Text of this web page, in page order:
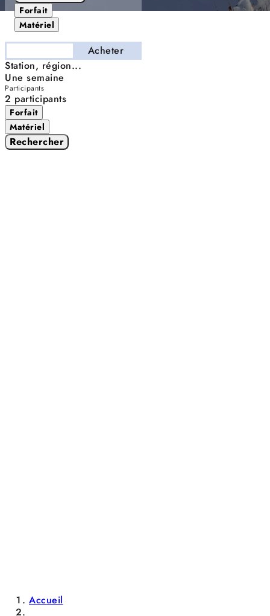
Forfait
Matériel
Acheter
Station, région...
Une semaine
Participants
2 participants
Forfait
Matériel
Rechercher
Accueil